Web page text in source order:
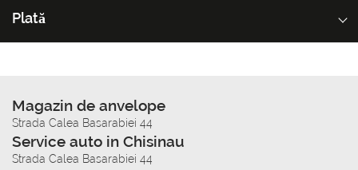
Plată
Magazin de anvelope
Strada Calea Basarabiei 44
Service auto in Chisinau
Strada Calea Basarabiei 44